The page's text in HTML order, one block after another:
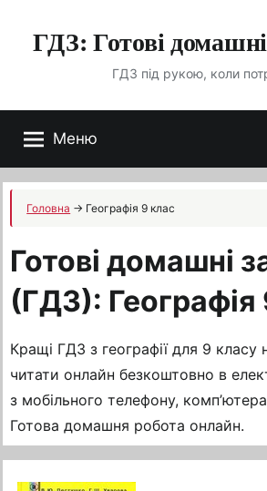
ГДЗ: Готові
ГДЗ під рукою, коли
Меню
Головна → Географія 9 клас
Готові домашні
(ГДЗ): Географія
Кращі ГДЗ з географії для 9 класу
читати онлайн безкоштовно в
з мобільного телефону,
Готова домашня робота онлайн.